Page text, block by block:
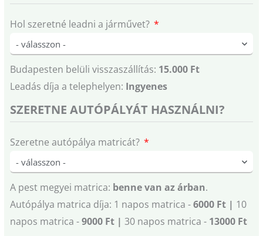
Hol szeretné leadni a járművet?
Budapesten belüli visszaszállítás: 15.000 Ft
Leadás díja a telephelyen: Ingyenes
SZERETNE AUTÓPÁLYÁT HASZNÁLNI?
Szeretne autópálya matricát?
A pest megyei matrica: benne van az árban.
Autópálya matrica díja: 1 napos matrica -6000 Ft | 10
napos matrica -9000 Ft | 30 napos matrica - 13000 Ft